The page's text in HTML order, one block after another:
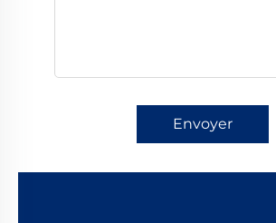
Envoyer